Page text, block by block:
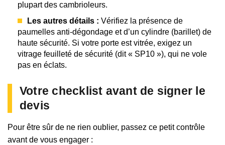
plupart des cambrioleurs.
Les autres détails : Vérifiez la présence de
paumelles anti-dégondage et d’un cylindre (barillet) de
haute sécurité. Si votre porte est vitrée, exigez un
vitrage feuilleté de sécurité (dit « SP10 »), qui ne vole
pas en éclats.
Votre checklist avant de signer le
devis
Pour être sûr de ne rien oublier, passez ce petit contrôle
avant de vous engager :